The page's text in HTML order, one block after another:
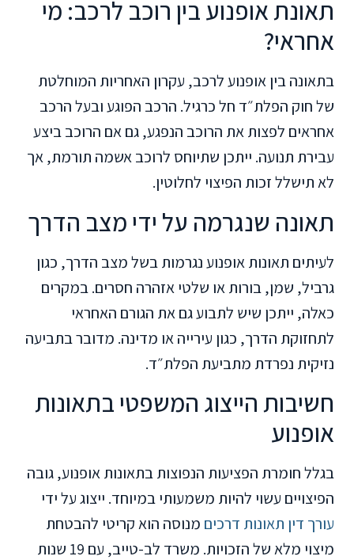
תאונת אופנוע בין רוכב לרכב: מי
אחראי?
בתאונה בין אופנוע לרכב, עקרון האחריות המוחלטת
של חוק הפלת״ד חל כרגיל. הרכב הפוגע ובעל הרכב
אחראים לפצות את הרוכב הנפגע, גם אם הרוכב ביצע
עבירת תנועה. ייתכן שתיוחס לרוכב אשמה תורמת, אך
לא תישלל זכות הפיצוי לחלוטין.
תאונה שנגרמה על ידי מצב הדרך
לעיתים תאונות אופנוע נגרמות בשל מצב הדרך, כגון
גרביל, שמן, בורות או שלטי אזהרה חסרים. במקרים
כאלה, ייתכן שיש לתבוע גם את הגורם האחראי
לתחזוקת הדרך, כגון עירייה או מדינה. מדובר בתביעה
נזיקית נפרדת מתביעת הפלת״ד.
חשיבות הייצוג המשפטי בתאונות
אופנוע
בגלל חומרת הפציעות הנפוצות בתאונות אופנוע, גובה
הפיצויים עשוי להיות משמעותי במיוחד. ייצוג על ידי
עורך דין תאונות דרכים מנוסה הוא קריטי להבטחת
מיצוי מלא של הזכויות. משרד לב-טייב, עם 19 שנות